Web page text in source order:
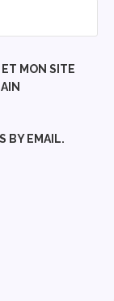
MON SITE
BY EMAIL.